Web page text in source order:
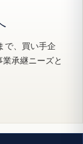
で、買い手企
承継ニーズと